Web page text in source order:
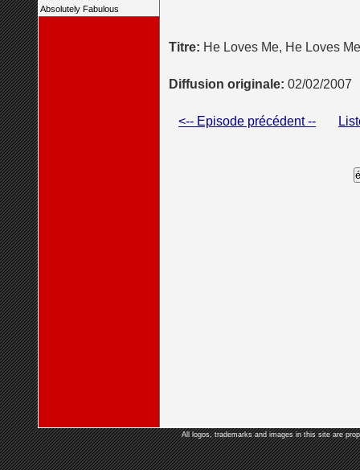
Absolutely Fabulous
Titre: He Loves Me, He Loves
Diffusion originale: 02/02/2007
<-- Episode précédent --
All logos, trademarks and images in this site are